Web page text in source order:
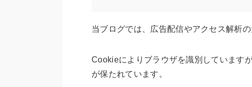
当ブログでは、広告配信やアクセス解析
Cookieによりブラウザを識別しています
が保たれています。